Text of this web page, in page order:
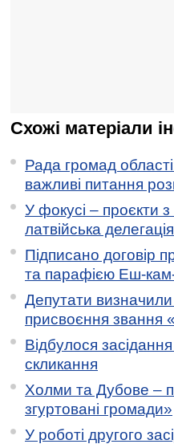
Схожі матеріали
Рада громад
важливі питання
У фокусі – проєкти з
латвійська делегація
Підписано договір
та парафією Еш-
Депутати
присвоєння звання
Відбулося
скликання
Холми та Дубове –
згуртовані громади»
У роботі другого